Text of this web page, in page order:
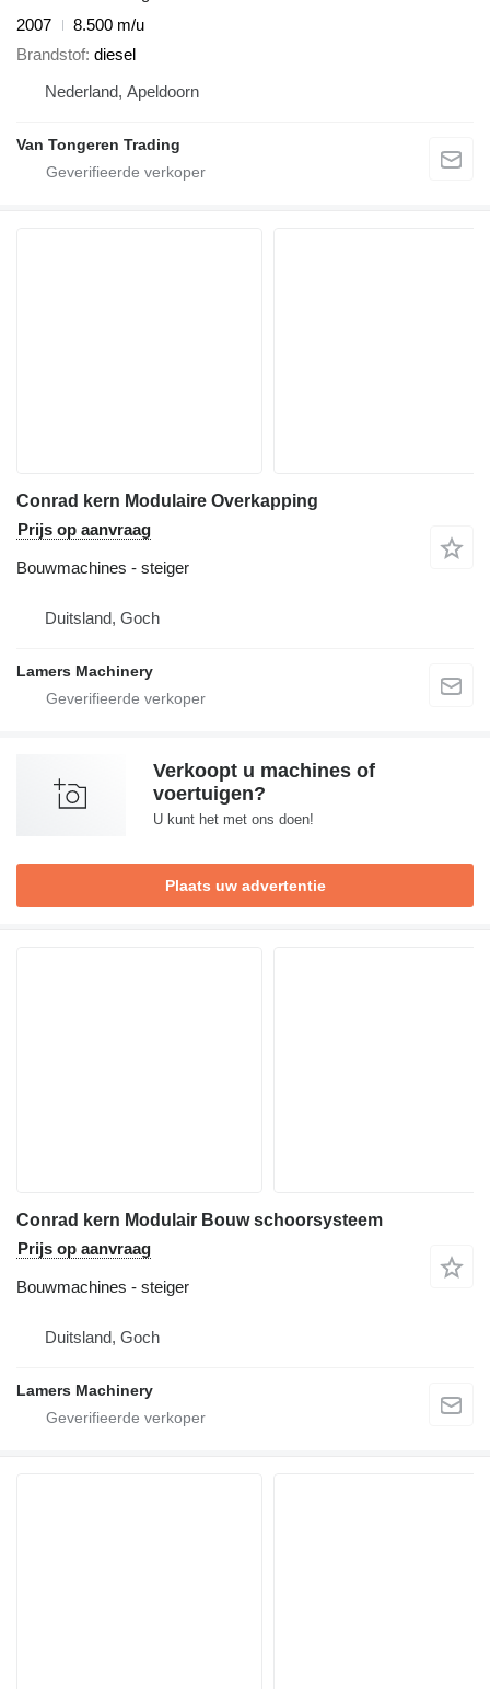
2007
8.500 m/u
Brandstof diesel
Nederland, Apeldoorn
Van Tongeren Trading
Conrad kern Modulaire Overkapping
Prijs op aanvraag
Bouwmachines - steiger
Duitsland, Goch
Lamers Machinery
Verkoopt u machines of
voertuigen?
U kunt het met ons doen!
Plaats uw advertentie
Conrad kern Modulair Bouw schoorsysteem
Prijs op aanvraag
Bouwmachines - steiger
Duitsland, Goch
Lamers Machinery